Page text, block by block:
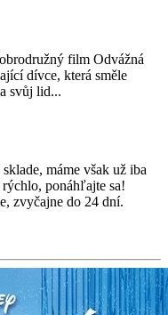
film Odvážná
dívce, která směle
svůj lid...
máme však už iba
ponáhľajte sa!
zvyčajne do 24 dní.